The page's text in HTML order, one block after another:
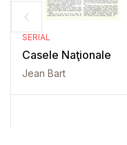
SERIAL
Casele Naţionale
Jean Bart